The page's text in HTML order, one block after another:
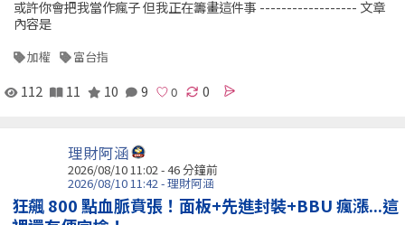
或許你會把我當作瘋子 但我正在籌畫這件事 ------------------ 文章
內容是
加權 富台指
112 11 10 9 0
理財阿涵
2026/08/10 11:02 -46 分鐘前
2026/08/10 11:42 - 理財阿涵
狂飆 800 點血脈賁張！面板+先進封裝+BBU 瘋漲...這